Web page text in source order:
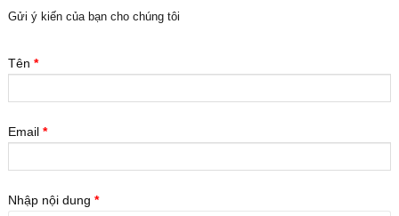
Gửi ý kiến của bạn cho chúng tôi
Tên *
Email *
Nhập nội dung *